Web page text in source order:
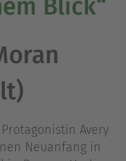
Blick“
Avery
Neuanfang in